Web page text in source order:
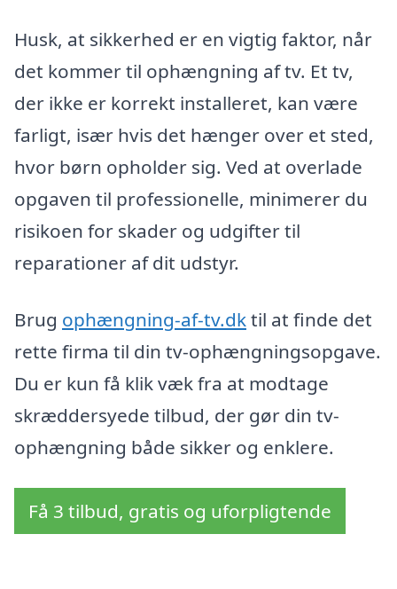
Husk, at sikkerhed er en vigtig faktor, når
det kommer til ophængning af tv. Et tv,
der ikke er korrekt installeret, kan være
farligt, især hvis det hænger over et sted,
hvor børn opholder sig. Ved at overlade
opgaven til professionelle, minimerer du
risikoen for skader og udgifter til
reparationer af dit udstyr.
Brug ophængning-af-tv.dktil at finde det
rette firma til din tv-ophængningsopgave.
Du er kun få klik væk fra at modtage
skræddersyede tilbud, der gør din tv-
ophængning både sikker og enklere.
Få 3 tilbud, gratis og uforpligtende